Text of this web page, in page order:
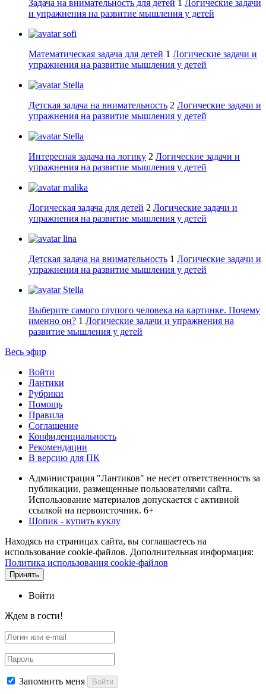
Задача на внимательность для детей 1 Логические задачи
и упражнения на развитие мышления у детей
sofi
Математическая задача для детей 1 Логические задачи и
упражнения на развитие мышления у детей
Stella
Детская задача на внимательность 2 Логические задачи и
упражнения на развитие мышления у детей
Stella
Интересная задача на логику 2 Логические задачи и
упражнения на развитие мышления у детей
malika
Логическая задача для детей 2 Логические задачи и
упражнения на развитие мышления у детей
lina
Детская задача на внимательность 1 Логические задачи и
упражнения на развитие мышления у детей
Stella
Выберите самого глупого человека на картинке. Почему
именно он? 1 Логические задачи и упражнения на
развитие мышления у детей
Весь эфир
Войти
Лантики
Рубрики
Помощь
Правила
Соглашение
Конфиденциальность
Рекомендации
В версию для ПК
Администрация "Лантиков" не несет ответственность за
публикации, размещенные пользователями сайта.
Использование материалов допускается с активной
ссылкой на первоисточник. 6+
Шопик - купить куклу
Находясь на страницах сайта, вы соглашаетесь на
использование cookie-файлов. Дополнительная информация:
Политика использования cookie-файлов
Принять
Войти
Ждем в гости!
Запомнить меня Войти